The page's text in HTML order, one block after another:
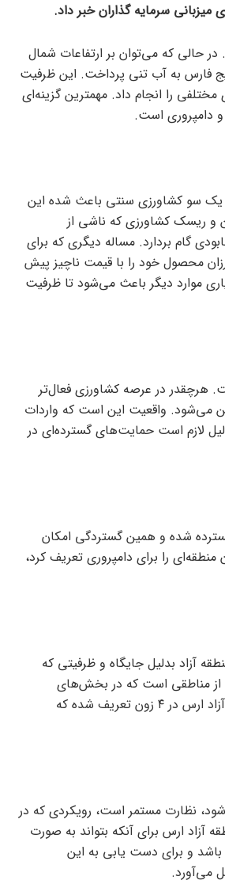
سرمایه گذاران خبر داد.
حالی که می‌توان بر ارتفاعات شمال
فارس به آب تنی پرداخت. این ظرفیت
را انجام داد. مهمترین گزینه‌ای
دامپروری است.
یک سو کشاورزی سنتی باعث شده این
و ریسک کشاورزی که ناشی از
گام بردارد. مساله دیگری که برای
محصول خود را با قیمت ناچیز پیش
موارد دیگر باعث می‌شود تا ظرفیت
هرچقدر در عرصه کشاورزی فعال‌تر
می‌شود. واقعیت این است که واردات
لازم است حمایت‌های گسترده‌ای در
شده و همین گستردگی امکان
را برای دامپروری تعریف کرد،
آزاد بدلیل جایگاه و ظرفیتی که
از مناطقی است که در بخش‌های
گوناگون گردشگری، صنعت، کشاورزی و دامپروری قابلیت بالایی دارد. منطقه آزاد ارس در ۴ زون تعریف شده که
نظارت مستمر است، رویکردی که در
ارس برای آنکه بتواند به صورت
باشد و برای دست یابی به این
می‌آورد.